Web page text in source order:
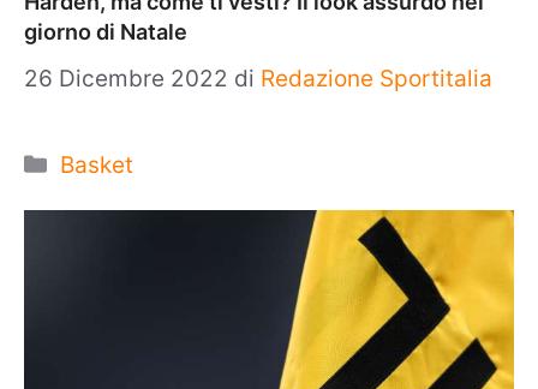
giorno di Natale
26 Dicembre 2022 di Redazione Sportitalia
Categorie
Basket